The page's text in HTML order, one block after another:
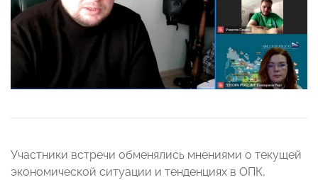
Участники встречи обменялись мнениями о текущей
экономической ситуации и тенденциях в ОПК,